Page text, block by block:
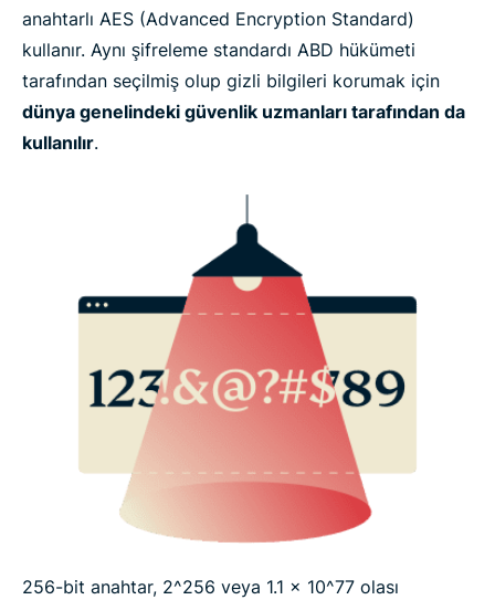
anahtarlı AES (Advanced Encryption Standard)
kullanır. Aynı şifreleme standardı ABD hükümeti
tarafından seçilmiş olup gizli bilgileri korumak için
dünya genelindeki güvenlik uzmanları tarafından da
kullanılır.
256-bit anahtar, 2^256 veya 1.1 x 10^77 olası